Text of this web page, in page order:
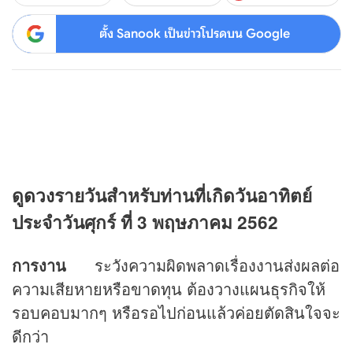
ตั้ง Sanook เป็นข่าวโปรดบน Google
ดูดวงรายวันสำหรับท่านที่เกิดวันอาทิตย์
ประจำวันศุกร์ ที่ 3 พฤษภาคม 2562
การงาน ระวังความผิดพลาดเรื่องงานส่งผลต่อ
ความเสียหายหรือขาดทุน ต้องวางแผนธุรกิจให้
รอบคอบมากๆ หรือรอไปก่อนแล้วค่อยตัดสินใจจะ
ดีกว่า